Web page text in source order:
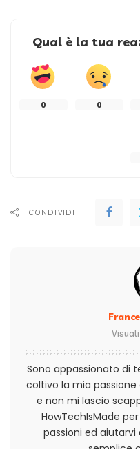
Qual è la tua
0 0
CONDIVIDI
Sono appassionato di
coltivo la mia
e non mi lascio
HowTechIsMade
passioni ed